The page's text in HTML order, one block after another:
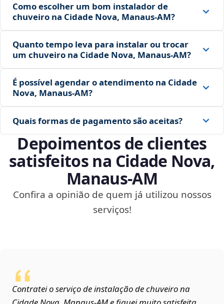
Como escolher um bom instalador de
chuveiro na Cidade Nova, Manaus‑AM?
Quanto tempo leva para instalar ou trocar
um chuveiro na Cidade Nova, Manaus‑AM?
É possível agendar o atendimento na Cidade
Nova, Manaus‑AM?
Quais formas de pagamento são aceitas?
Depoimentos de clientes
satisfeitos na Cidade Nova,
Manaus‑AM
Confira a opinião de quem já utilizou nossos
serviços!
Contratei o serviço de instalação de chuveiro na